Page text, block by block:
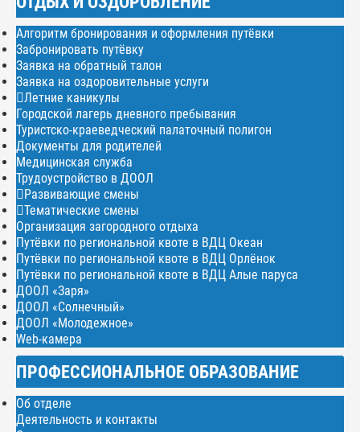
Алгоритм бронирования и оформления путёвки
Забронировать путёвку
Заявка на обратный талон
Заявка на оздоровительные услуги
Летние каникулы
Городской лагерь дневного пребывания
Туристско-краеведческий палаточный полигон
Документы для родителей
Медицинская служба
Трудоустройство в ДООЛ
Развивающие смены
Тематические смены
Организация загородного отдыха
Путёвки по региональной квоте в ВДЦ Океан
Путёвки по региональной квоте в ВДЦ Орлёнок
Путёвки по региональной квоте в ВДЦ Алые паруса
ДООЛ «Заря»
ДООЛ «Солнечный»
ДООЛ «Молодежное»
Web-камера
ПРОФЕССИОНАЛЬНОЕ ОБРАЗОВАНИЕ
Об отделе
Деятельность и контакты